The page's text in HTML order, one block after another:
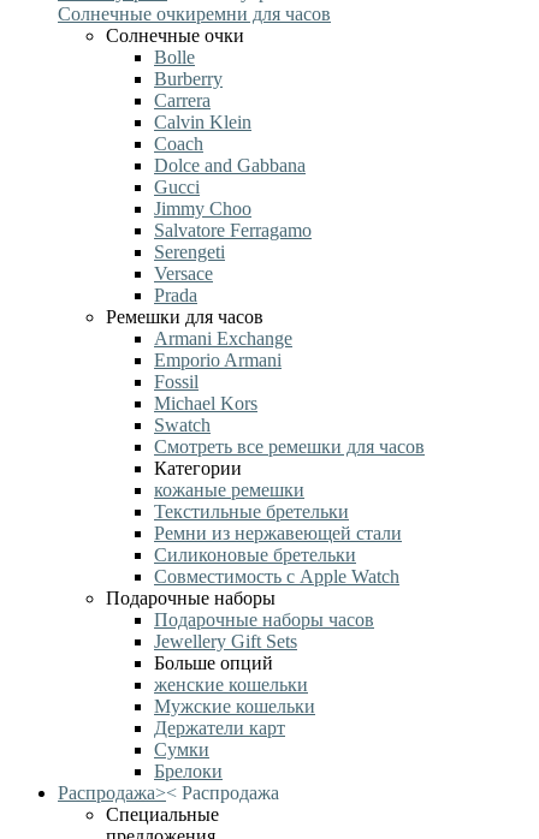
Солнечные очкиремни для часов
Солнечные очки
Bolle
Burberry
Carrera
Calvin Klein
Coach
Dolce and Gabbana
Gucci
Jimmy Choo
Salvatore Ferragamo
Serengeti
Versace
Prada
Ремешки для часов
Armani Exchange
Emporio Armani
Fossil
Michael Kors
Swatch
Смотреть все ремешки для часов
Категории
кожаные ремешки
Текстильные бретельки
Ремни из нержавеющей стали
Силиконовые бретельки
Совместимость с Apple Watch
Подарочные наборы
Подарочные наборы часов
Jewellery Gift Sets
Больше опций
женские кошельки
Мужские кошельки
Держатели карт
Сумки
Брелоки
Распродажа>< Распродажа
Специальные